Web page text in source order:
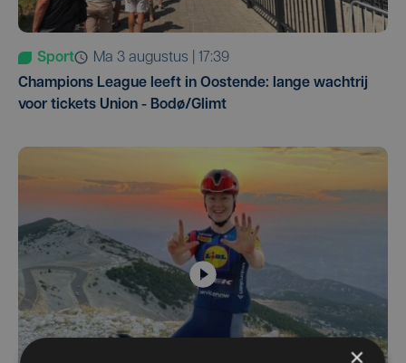
Sport
ma 3 augustus | 17:39
Champions League leeft in Oostende: lange wachtrij
voor tickets Union - Bodø/Glimt
×